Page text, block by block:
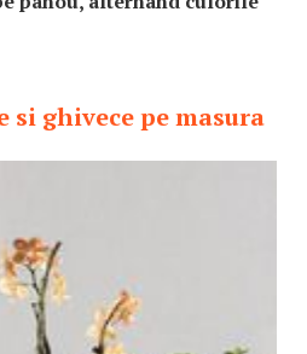
si ghivece pe masura